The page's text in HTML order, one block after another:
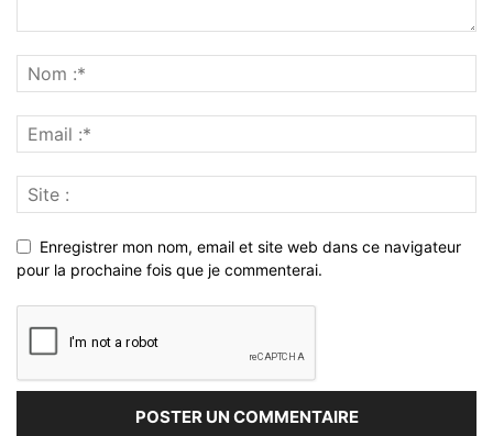
Enregistrer mon nom, email et site web dans ce navigateur
pour la prochaine fois que je commenterai.